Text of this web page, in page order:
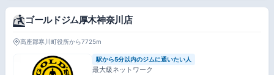
ゴールドジム厚木神奈川店
高座郡寒川町役所から7725m
駅から5分以内のジムに通いたい人
最大級ネットワーク